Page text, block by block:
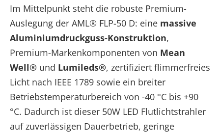
Im Mittelpunkt steht die robuste Premium-
Auslegung der AML® FLP-50 D: eine massive
Aluminiumdruckguss-Konstruktion,
Premium-Markenkomponenten von Mean
Well® und Lumileds®, zertifiziert flimmerfreies
Licht nach IEEE 1789 sowie ein breiter
Betriebstemperaturbereich von -40 °C bis +90
°C. Dadurch ist dieser 50W LED Flutlichtstrahler
auf zuverlässigen Dauerbetrieb, geringe